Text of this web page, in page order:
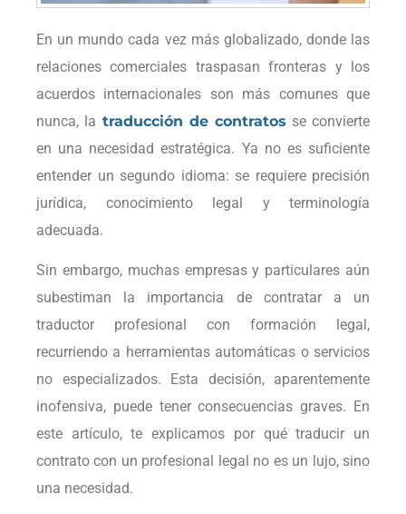
En un mundo cada vez más globalizado, donde las
relaciones comerciales traspasan fronteras y los
acuerdos internacionales son más comunes que
nunca, la traducción de contratos se convierte
en una necesidad estratégica. Ya no es suficiente
entender un segundo idioma: se requiere precisión
jurídica, conocimiento legal y terminología
adecuada.
Sin embargo, muchas empresas y particulares aún
subestiman la importancia de contratar a un
traductor profesional con formación legal,
recurriendo a herramientas automáticas o servicios
no especializados. Esta decisión, aparentemente
inofensiva, puede tener consecuencias graves. En
este artículo, te explicamos por qué traducir un
contrato con un profesional legal no es un lujo, sino
una necesidad.